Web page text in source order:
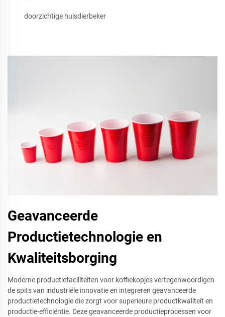
doorzichtige huisdierbeker
Geavanceerde
Productietechnologie en
Kwaliteitsborging
Moderne productiefaciliteiten voor koffiekopjes vertegenwoordigen
de spits van industriële innovatie en integreren geavanceerde
productietechnologie die zorgt voor superieure productkwaliteit en
productie-efficiëntie. Deze geavanceerde productieprocessen voor